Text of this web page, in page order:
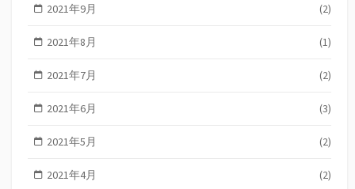
2021年9月 (2)
2021年8月 (1)
2021年7月 (2)
2021年6月 (3)
2021年5月 (2)
2021年4月 (2)